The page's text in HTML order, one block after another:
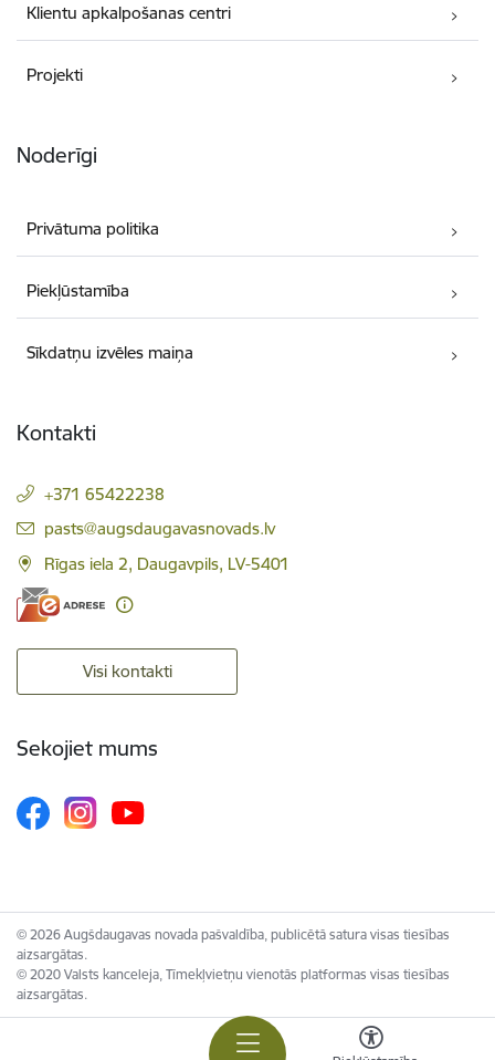
Klientu apkalpošanas centri
Projekti
Noderīgi
Privātuma politika
Piekļūstamība
Sīkdatņu izvēles maiņa
Kontakti
+371 65422238
E-pasts:
pasts@augsdaugavasnovads.lv
Rīgas iela 2, Daugavpils, LV-5401
Visi kontakti
Sekojiet mums
© 2026 Augšdaugavas novada pašvaldība, publicētā satura visas tiesības
aizsargātas.
© 2020 Valsts kanceleja, Tīmekļvietņu vienotās platformas visas tiesības
aizsargātas.